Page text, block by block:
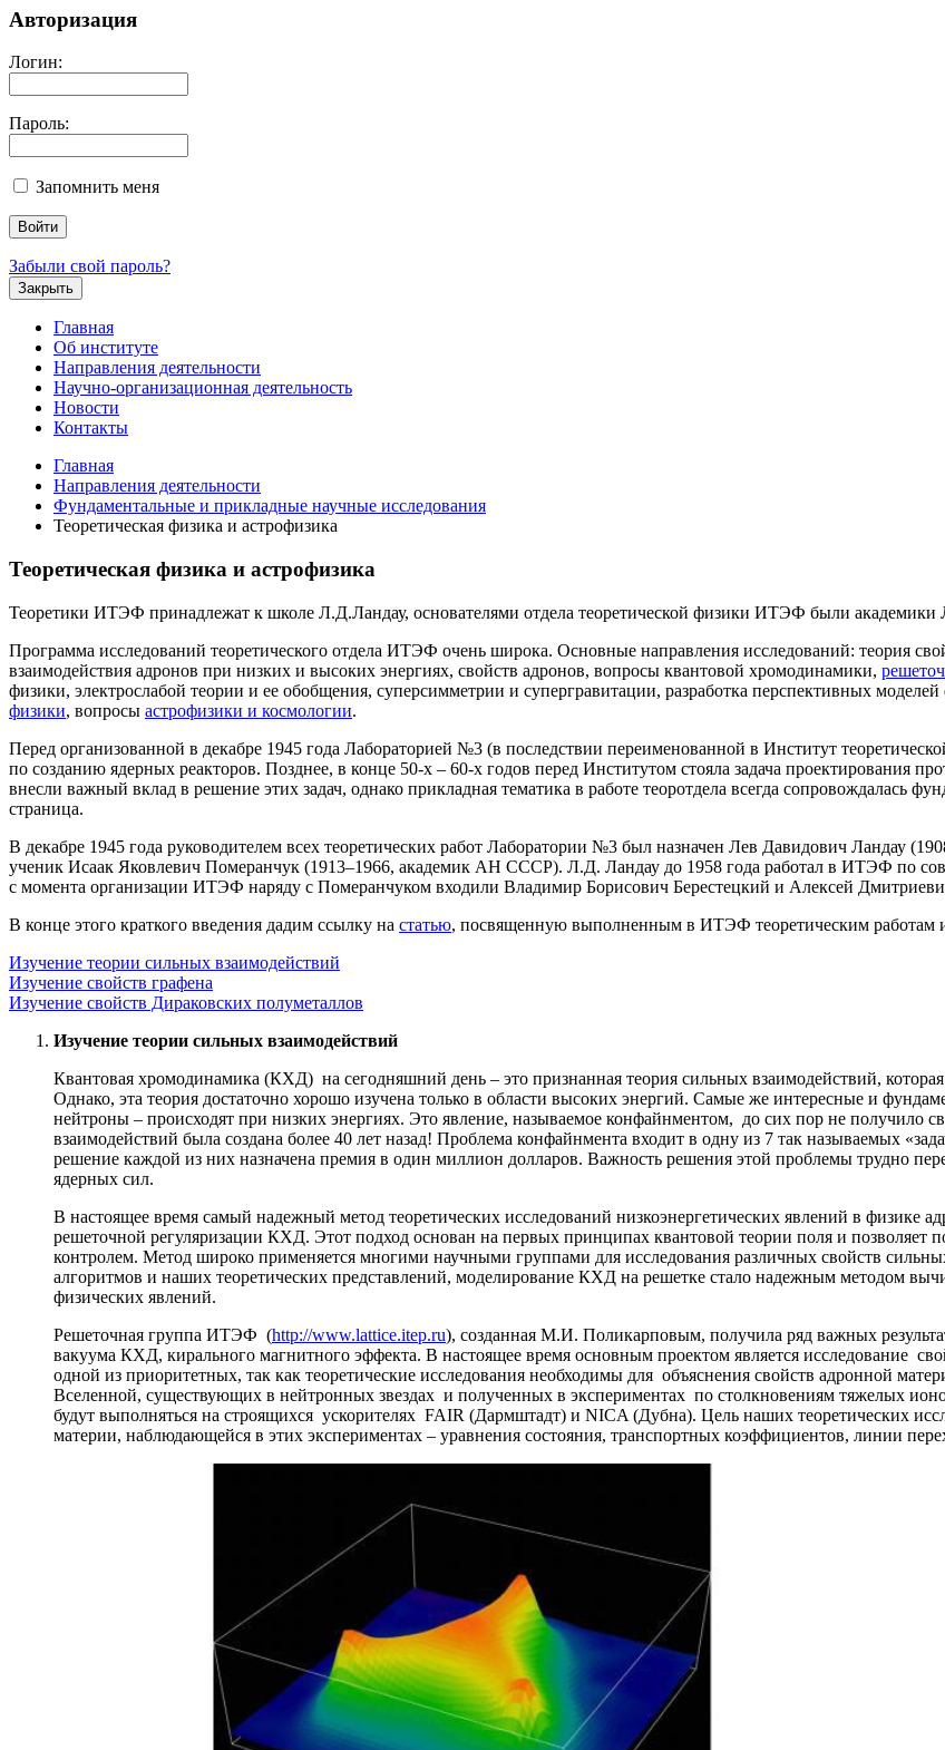
Авторизация
Логин:
Пароль:
Запомнить меня
Забыли свой пароль?
Закрыть
Главная
Об институте
Направления деятельности
Научно-организационная деятельность
Новости
Контакты
Главная
Направления деятельности
Фундаментальные и прикладные научные исследования
Теоретическая физика и астрофизика
Теоретическая физика и астрофизика
Теоретики ИТЭФ принадлежат к школе Л.Д.Ландау, основателями отдела теоретической физики ИТЭФ были
Программа исследований теоретического отдела ИТЭФ очень широка. Основные направления исследований: теория
взаимодействия адронов при низких и высоких энергиях, свойств адронов, вопросы квантовой хромодинамики,
физики, электрослабой теории и ее обобщения, суперсимметрии и супергравитации, разработка перспективных
физики, вопросы астрофизики и космологии.
Перед организованной в декабре 1945 года Лабораторией №3 (в последствии переименованной в Институт
по созданию ядерных реакторов. Позднее, в конце 50-х – 60-х годов перед Институтом стояла задача проектирования
внесли важный вклад в решение этих задач, однако прикладная тематика в работе теоротдела всегда сопровождалась
страница.
В декабре 1945 года руководителем всех теоретических работ Лаборатории №3 был назначен Лев Давидович Ландау
ученик Исаак Яковлевич Померанчук (1913–1966, академик АН СССР). Л.Д. Ландау до 1958 года работал в ИТЭФ по
с момента организации ИТЭФ наряду с Померанчуком входили Владимир Борисович Берестецкий и Алексей
В конце этого краткого введения дадим ссылку на статью, посвященную выполненным в ИТЭФ теоретическим работам
Изучение теории сильных взаимодействий
Изучение свойств графена
Изучение свойств Дираковских полуметаллов
Изучение теории сильных взаимодействий
Квантовая хромодинамика (КХД) на сегодняшний день – это признанная теория сильных взаимодействий,
Однако, эта теория достаточно хорошо изучена только в области высоких энергий. Самые же интересные и
нейтроны – происходят при низких энергиях. Это явление, называемое конфайнментом, до сих пор не получило
взаимодействий была создана более 40 лет назад! Проблема конфайнмента входит в одну из 7 так называемых
решение каждой из них назначена премия в один миллион долларов. Важность решения этой проблемы трудно
ядерных сил.
В настоящее время самый надежный метод теоретических исследований низкоэнергетических явлений в физике
решеточной регуляризации КХД. Этот подход основан на первых принципах квантовой теории поля и позволяет
контролем. Метод широко применяется многими научными группами для исследования различных свойств
алгоритмов и наших теоретических представлений, моделирование КХД на решетке стало надежным методом
физических явлений.
Решеточная группа ИТЭФ (http://www.lattice.itep.ru), созданная М.И. Поликарповым, получила ряд важных
вакуума КХД, кирального магнитного эффекта. В настоящее время основным проектом является исследование
одной из приоритетных, так как теоретические исследования необходимы для объяснения свойств адронной
Вселенной, существующих в нейтронных звездах и полученных в экспериментах по столкновениям тяжелых
будут выполняться на строящихся ускорителях FAIR (Дармштадт) и NICA (Дубна). Цель наших теоретических
материи, наблюдающейся в этих экспериментах – уравнения состояния, транспортных коэффициентов, линии